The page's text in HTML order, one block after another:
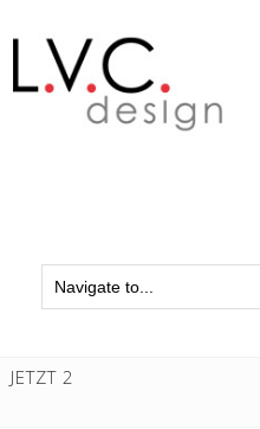
JETZT 2